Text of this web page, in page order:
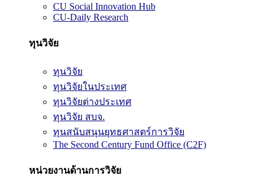
CU Social Innovation Hub
CU-Daily Research
ทุนวิจัย
ทุนวิจัย
ทุนวิจัยในประเทศ
ทุนวิจัยต่างประเทศ
ทุนวิจัย สบจ.
ทุนสนับสนุนยุทธศาสตร์การวิจัย
The Second Century Fund Office (C2F)
หน่วยงานด้านการวิจัย